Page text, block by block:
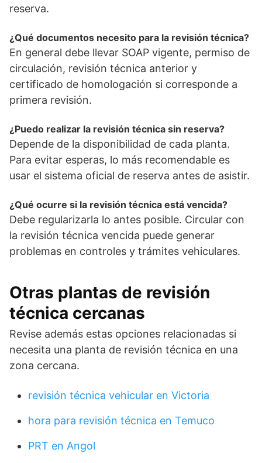
reserva.
¿Qué documentos necesito para la revisión técnica?
En general debe llevar SOAP vigente, permiso de
circulación, revisión técnica anterior y
certificado de homologación si corresponde a
primera revisión.
¿Puedo realizar la revisión técnica sin reserva?
Depende de la disponibilidad de cada planta.
Para evitar esperas, lo más recomendable es
usar el sistema oficial de reserva antes de asistir.
¿Qué ocurre si la revisión técnica está vencida?
Debe regularizarla lo antes posible. Circular con
la revisión técnica vencida puede generar
problemas en controles y trámites vehiculares.
Otras plantas de revisión
técnica cercanas
Revise además estas opciones relacionadas si
necesita una planta de revisión técnica en una
zona cercana.
revisión técnica vehicular en Victoria
hora para revisión técnica en Temuco
PRT en Angol